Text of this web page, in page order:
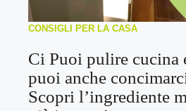
CONSIGLI PER LA CASA
Ci Puoi pulire cucina
puoi anche
Scopri l’ingrediente